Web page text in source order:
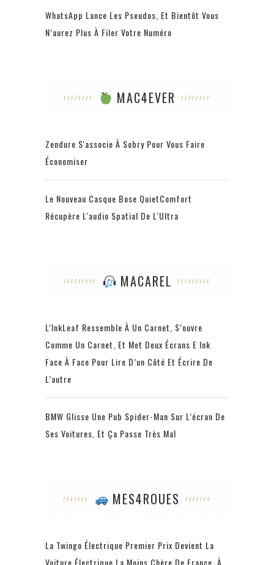
WhatsApp Lance Les Pseudos, Et Bientôt Vous
N’aurez Plus À Filer Votre Numéro
MAC4EVER
Zendure S'associe À Sobry Pour Vous Faire
Économiser
Le Nouveau Casque Bose QuietComfort
Récupère L'audio Spatial De L'Ultra
MACAREL
L’InkLeaf Ressemble À Un Carnet, S’ouvre
Comme Un Carnet, Et Met Deux Écrans E Ink
Face À Face Pour Lire D’un Côté Et Écrire De
L’autre
BMW Glisse Une Pub Spider-Man Sur L’écran De
Ses Voitures, Et Ça Passe Très Mal
MES4ROUES
La Twingo Électrique Premier Prix Devient La
Voiture Électrique La Moins Chère De France, À